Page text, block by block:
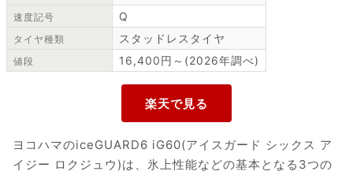
速度記号 Q
タイヤ種類 スタッドレスタイヤ
値段 16,400円～(2026年調べ)
ヨコハマのiceGUARD6 iG60(アイスガード シックス ア
イジー ロクジュウ)は、氷上性能などの基本となる3つの